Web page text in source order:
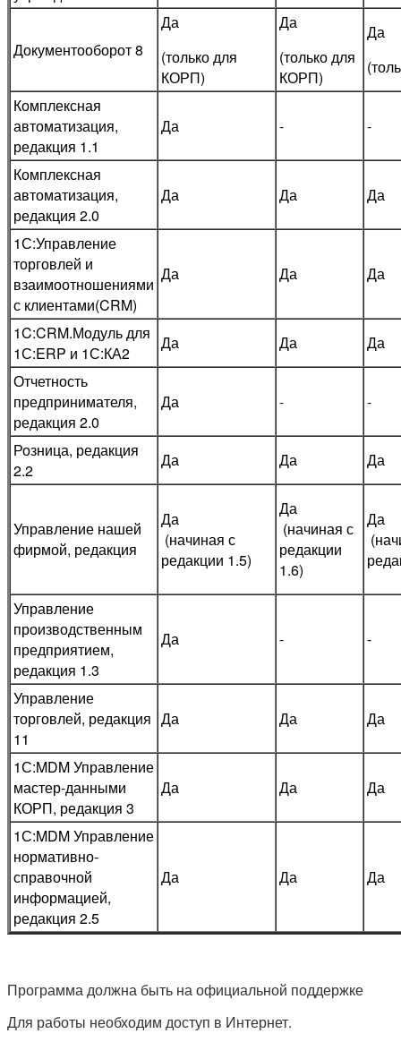
Документооборот 8
Да
(только для
КОРП)
Да
(только для
КОРП)
Да
Комплексная
автоматизация,
редакция 1.1
Да - -
Комплексная
автоматизация,
редакция 2.0
Да Да Да
1С:Управление
торговлей и
взаимоотношениями
с клиентами(CRM)
Да Да Да
1C:CRM.Модуль для
1С:ERP и 1С:КА2
Да Да
Да
Отчетность
предпринимателя,
редакция 2.0
Да - -
Розница, редакция
2.2
Да Да Да
Управление нашей
фирмой, редакция
Да
(начиная с
редакции 1.5)
Да
(начиная с
редакции
1.6)
Да
Управление
производственным
предприятием,
редакция 1.3
Да​​​​​​​ - -
Управление
торговлей, редакция
11
Да​​​​​​​ Да​​​​​​​ Да​​​​​​​
1С:MDM Управление
мастер-данными
КОРП, редакция 3
Да​​​​​​​ Да​​​​​​​ Да​​​​​​​
1С:MDM Управление
нормативно-
справочной
информацией,
редакция 2.5
Да​​​​​​​ Да​​​​​​​ Да​​​​​​​
Программа должна быть на официальной поддержке
Для работы необходим доступ в Интернет.